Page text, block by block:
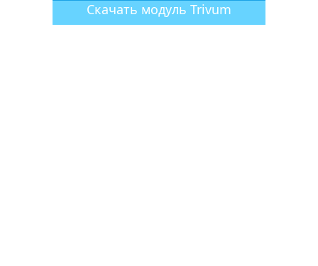
Скачать модуль Trivum